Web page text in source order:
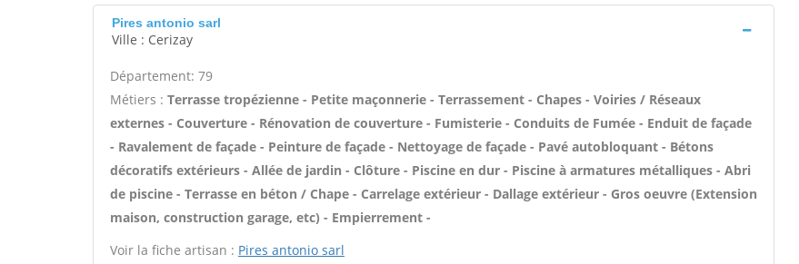
Pires antonio sarl
Ville : Cerizay
Département: 79
Métiers : Terrasse tropézienne - Petite maçonnerie - Terrassement - Chapes - Voiries / Réseaux
externes - Couverture - Rénovation de couverture - Fumisterie - Conduits de Fumée - Enduit de façade
- Ravalement de façade - Peinture de façade - Nettoyage de façade - Pavé autobloquant - Bétons
décoratifs extérieurs - Allée de jardin - Clôture - Piscine en dur - Piscine à armatures métalliques - Abri
de piscine - Terrasse en béton / Chape - Carrelage extérieur - Dallage extérieur - Gros oeuvre (Extension
maison, construction garage, etc) - Empierrement -
Voir la fiche artisan : Pires antonio sarl